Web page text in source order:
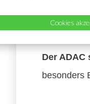
bleiben
Der ADAC
besonders
Cookies